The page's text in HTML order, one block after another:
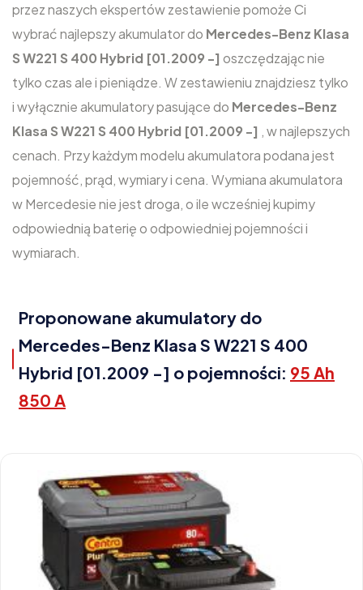
przez naszych ekspertów zestawienie pomoże Ci
wybrać najlepszy akumulator do Mercedes-Benz Klasa
S W221 S 400 Hybrid [01.2009 -] oszczędzając nie
tylko czas ale i pieniądze. W zestawieniu znajdziesz tylko
i wyłącznie akumulatory pasujące do Mercedes-Benz
Klasa S W221 S 400 Hybrid [01.2009 -] , w najlepszych
cenach. Przy każdym modelu akumulatora podana jest
pojemność, prąd, wymiary i cena. Wymiana akumulatora
w Mercedesie nie jest droga, o ile wcześniej kupimy
odpowiednią baterię o odpowiedniej pojemności i
wymiarach.
Proponowane akumulatory do
Mercedes-Benz Klasa S W221 S 400
Hybrid [01.2009 -] o pojemności: 95 Ah
850 A